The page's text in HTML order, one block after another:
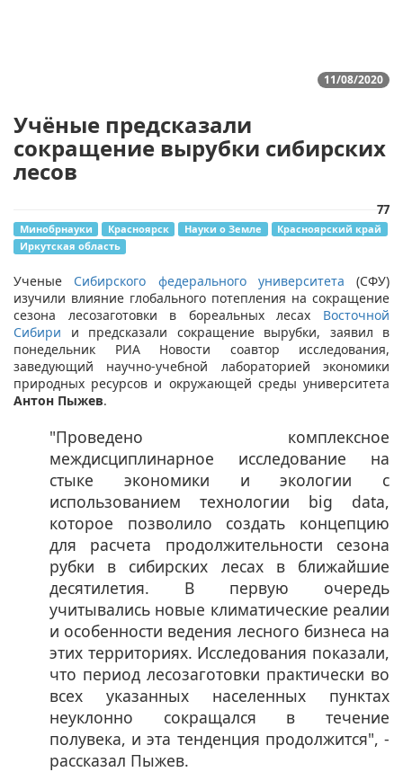
11/08/2020
Учёные предсказали
сокращение вырубки сибирских
лесов
77
Минобрнауки Красноярск Науки о Земле
Красноярский край
Иркутская область
Ученые Сибирского федерального университета (СФУ)
изучили влияние глобального потепления на сокращение
сезона лесозаготовки в бореальных лесах Восточной
Сибири и предсказали сокращение вырубки, заявил в
понедельник РИА Новости соавтор исследования,
заведующий научно-учебной лабораторией экономики
природных ресурсов и окружающей среды университета
Антон Пыжев.
"Проведено комплексное
междисциплинарное исследование на
стыке экономики и экологии с
использованием технологии big data,
которое позволило создать концепцию
для расчета продолжительности сезона
рубки в сибирских лесах в ближайшие
десятилетия. В первую очередь
учитывались новые климатические реалии
и особенности ведения лесного бизнеса на
этих территориях. Исследования показали,
что период лесозаготовки практически во
всех указанных населенных пунктах
неуклонно сокращался в течение
полувека, и эта тенденция продолжится", -
рассказал Пыжев.​